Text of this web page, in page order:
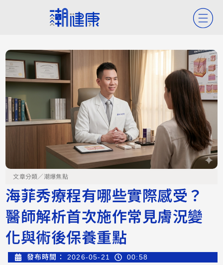
文章分類／潮爆焦點
海菲秀療程有哪些實際感受？
醫師解析首次施作常見膚況變
化與術後保養重點
發布時間： 2026-05-21 00:58